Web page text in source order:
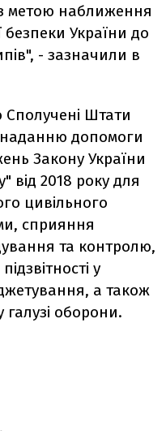
метою наближення
безпеки України до
- зазначили в
Штати
допомоги
Закону України
від 2018 року для
цивільного
сприяння
та контролю,
у
а також
оборони.